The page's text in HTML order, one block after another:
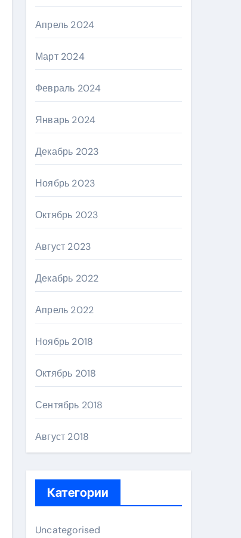
Апрель 2024
Март 2024
Февраль 2024
Январь 2024
Декабрь 2023
Ноябрь 2023
Октябрь 2023
Август 2023
Декабрь 2022
Апрель 2022
Ноябрь 2018
Октябрь 2018
Сентябрь 2018
Август 2018
Категории
Uncategorised